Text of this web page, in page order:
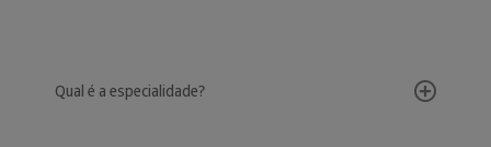
Qual é a especialidade?